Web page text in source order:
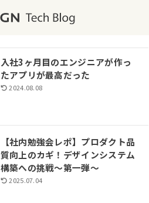
入社3ヶ月目のエンジニアが作っ
たアプリが最高だった
2024.08.08
【社内勉強会レポ】プロダクト品
質向上のカギ！デザインシステム
構築への挑戦～第一弾～
2025.07.04